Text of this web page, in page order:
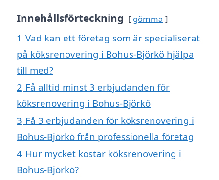
Innehållsförteckning gömma
1 Vad kan ett företag som är specialiserat
på köksrenovering i Bohus-Björkö hjälpa
till med?
2 Få alltid minst 3 erbjudanden för
köksrenovering i Bohus-Björkö
3 Få 3 erbjudanden för köksrenovering i
Bohus-Björkö från professionella företag
4 Hur mycket kostar köksrenovering i
Bohus-Björkö?